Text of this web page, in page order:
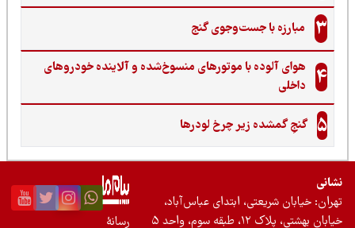
مبارزه با جست‌وجوی گنج‌
هوای آلوده با موتورهای منسوخ‌شده و آلاینده خودروهای
داخلی
گنجِ گمشده زیر چرخ لودرها
خیابان شریعتی، ابتدای عباس‌آباد،
بهشتی، پلاک ۱۲، طبقه سوم، واحد ۵
رسانۀ